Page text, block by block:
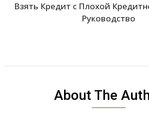
Взять Кредит с Плохой
Руководство
About The